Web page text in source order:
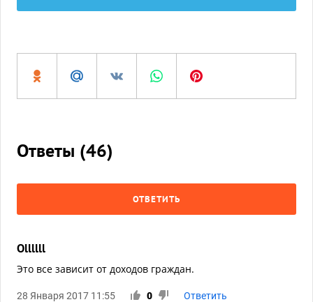
Ответы (46)
ОТВЕТИТЬ
Ollllll
Это все зависит от доходов граждан.
28 Января 2017 11:55 0 Ответить